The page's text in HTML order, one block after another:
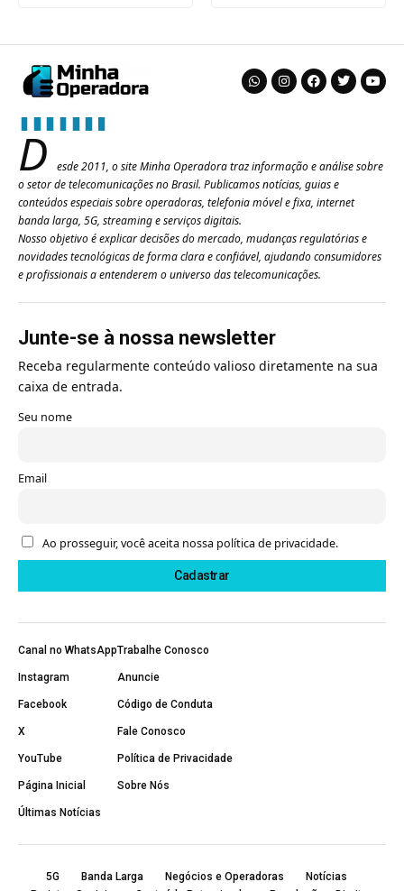
D
esde 2011, o site Minha Operadora traz informação e análise sobre
o setor de telecomunicações no Brasil. Publicamos notícias, guias e
conteúdos especiais sobre operadoras, telefonia móvel e fixa, internet
banda larga, 5G, streaming e serviços digitais.
Nosso objetivo é explicar decisões do mercado, mudanças regulatórias e
novidades tecnológicas de forma clara e confiável, ajudando consumidores
e profissionais a entenderem o universo das telecomunicações.
Junte-se à nossa newsletter
Receba regularmente conteúdo valioso diretamente na sua
caixa de entrada.
Seu nome
Email
Ao prosseguir, você aceita nossa política de privacidade.
Canal no WhatsApp
Instagram
Facebook
X
YouTube
Página Inicial
Últimas Notícias
Trabalhe Conosco
Anuncie
Código de Conduta
Fale Conosco
Política de Privacidade
Sobre Nós
5G Banda Larga Negócios e Operadoras
Notícias